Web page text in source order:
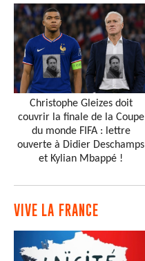
Christophe Gleizes doit
couvrir la finale de la Coupe
du monde FIFA : lettre
ouverte à Didier Deschamps
et Kylian Mbappé !
VIVE LA FRANCE